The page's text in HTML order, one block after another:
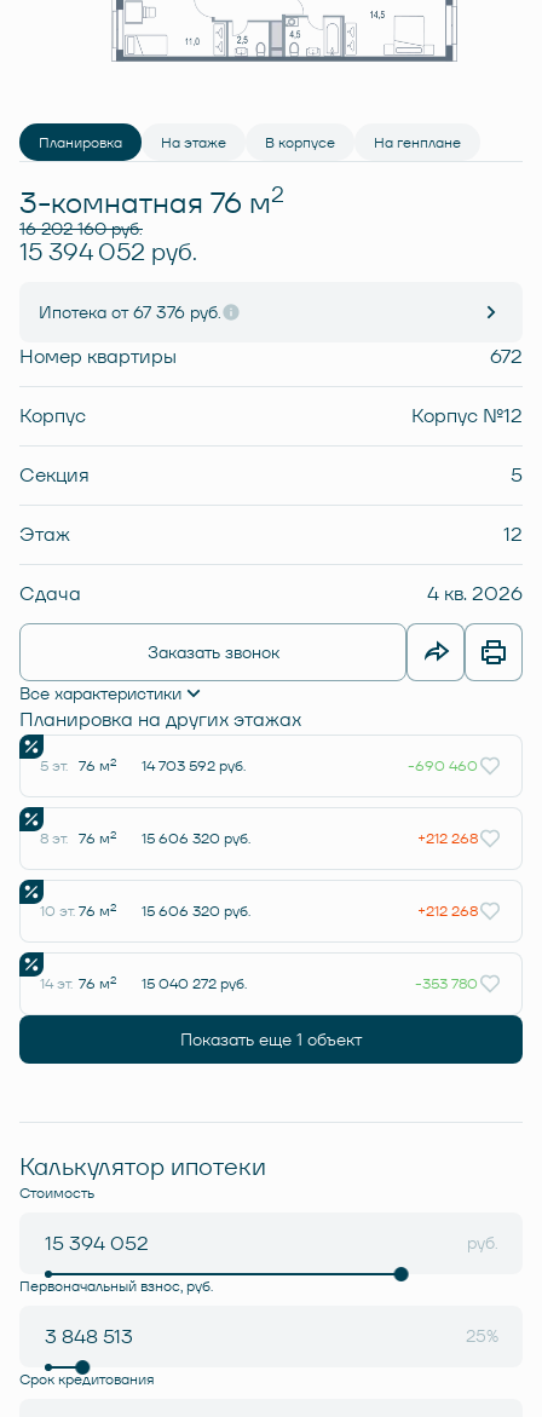
Планировка На этаже В корпусе На генплане
3-комнатная 76 м2
16 202 160 руб.
15 394 052 руб.
Ипотека от 67 376 руб.
Номер квартиры 672
Корпус Корпус №12
Секция 5
Этаж 12
Сдача 4 кв. 2026
Заказать звонок
Все характеристики
Планировка на других этажах
5 эт. 76 м2 14 703 592 руб. -690 460
8 эт. 76 м2 15 606 320 руб. +212 268
10 эт. 76 м2 15 606 320 руб. +212 268
14 эт. 76 м2 15 040 272 руб. -353 780
Показать еще 1 объект
Калькулятор ипотеки
Стоимость
руб.
Первоначальный взнос, руб.
25%
Срок кредитования